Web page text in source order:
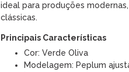
ideal para produções
clássicas.
Principais Características
Cor: Verde Oliva
Modelagem: Peplum